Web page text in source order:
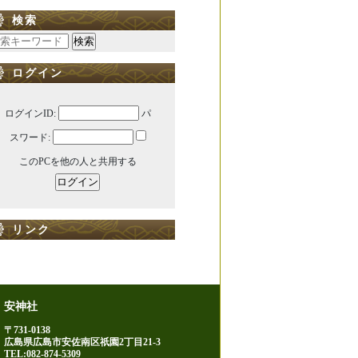
検索
ログイン
ログインID: パ
スワード:
このPCを他の人と共用する
リンク
安神社
〒731-0138
広島県広島市安佐南区祇園2丁目21-3
TEL:082-874-5309